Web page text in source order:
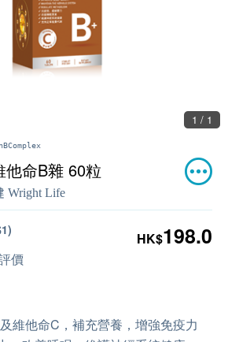
1 / 1
命B雜 60粒
Wright Life
價
HK$198.0
維他命C，補充營養，增強免疫力